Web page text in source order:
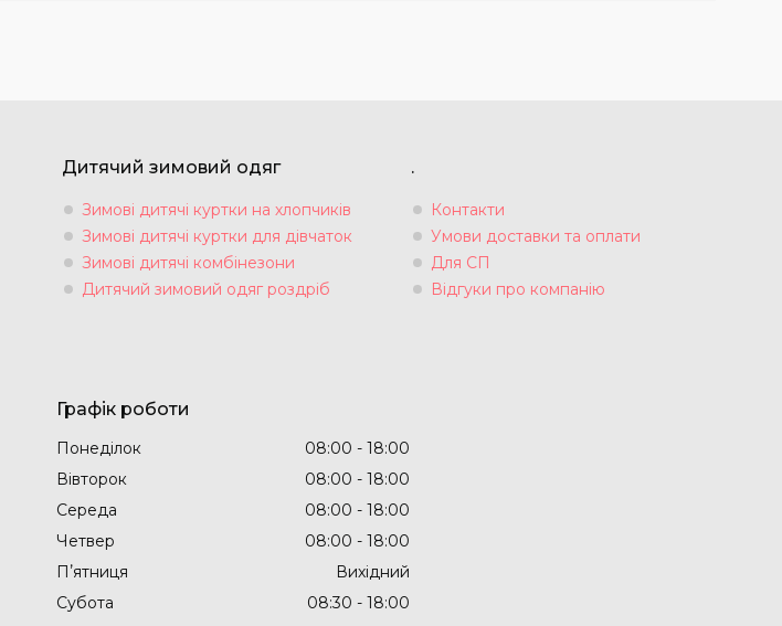
Дитячий зимовий одяг
Зимові дитячі куртки на хлопчиків
Зимові дитячі куртки для дівчаток
Зимові дитячі комбінезони
Дитячий зимовий одяг роздріб
.
Контакти
Умови доставки та оплати
Для СП
Відгуки про компанію
Графік роботи
Понеділок 08:00
18:00
Вівторок
08:00
18:00
Середа
08:00
18:00
Четвер
08:00
18:00
Пʼятниця
Вихідний
Субота
08:30
18:00